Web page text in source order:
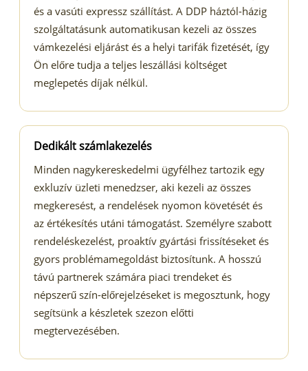
és a vasúti expressz szállítást. A DDP háztól-házig
szolgáltatásunk automatikusan kezeli az összes
vámkezelési eljárást és a helyi tarifák fizetését, így
Ön előre tudja a teljes leszállási költséget
meglepetés díjak nélkül.
Dedikált számlakezelés
Minden nagykereskedelmi ügyfélhez tartozik egy
exkluzív üzleti menedzser, aki kezeli az összes
megkeresést, a rendelések nyomon követését és
az értékesítés utáni támogatást. Személyre szabott
rendeléskezelést, proaktív gyártási frissítéseket és
gyors problémamegoldást biztosítunk. A hosszú
távú partnerek számára piaci trendeket és
népszerű szín-előrejelzéseket is megosztunk, hogy
segítsünk a készletek szezon előtti
megtervezésében.